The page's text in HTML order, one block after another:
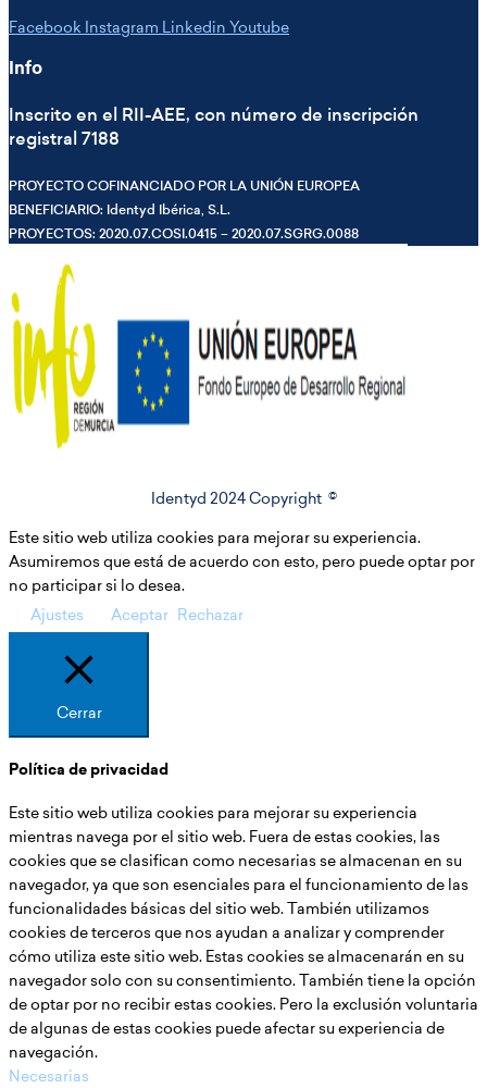
Facebook Instagram Linkedin Youtube
Info
Inscrito en el RII-AEE, con número de inscripción
registral 7188
PROYECTO COFINANCIADO POR LA UNIÓN EUROPEA
BENEFICIARIO: Identyd Ibérica, S.L.
PROYECTOS: 2020.07.COSI.0415 – 2020.07.SGRG.0088
Identyd 2024 Copyright ©
Este sitio web utiliza cookies para mejorar su experiencia.
Asumiremos que está de acuerdo con esto, pero puede optar por
no participar si lo desea.
Ajustes
Aceptar Rechazar
Cerrar
Política de privacidad
Este sitio web utiliza cookies para mejorar su experiencia
mientras navega por el sitio web. Fuera de estas cookies, las
cookies que se clasifican como necesarias se almacenan en su
navegador, ya que son esenciales para el funcionamiento de las
funcionalidades básicas del sitio web. También utilizamos
cookies de terceros que nos ayudan a analizar y comprender
cómo utiliza este sitio web. Estas cookies se almacenarán en su
navegador solo con su consentimiento. También tiene la opción
de optar por no recibir estas cookies. Pero la exclusión voluntaria
de algunas de estas cookies puede afectar su experiencia de
navegación.
Necesarias